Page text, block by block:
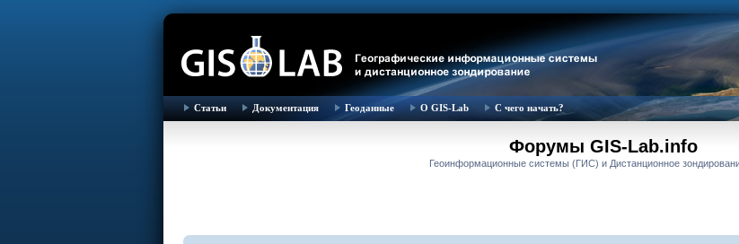
Статьи Документация Геоданные О GIS-Lab С чего начать?
Форумы GIS-Lab.info
Геоинформационные системы (ГИС) и Дистанционное